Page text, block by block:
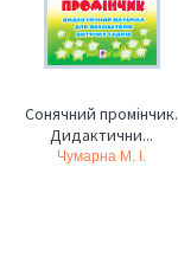
Сонячний промінчик.
Дидактични...
Чумарна М. І.